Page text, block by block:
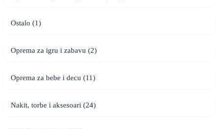
Ostalo (1)
Oprema za igru i zabavu (2)
Oprema za bebe i decu (11)
Nakit, torbe i aksesoari (24)